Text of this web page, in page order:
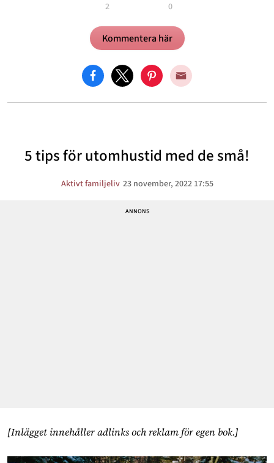
2 0
Kommentera här
5 tips för utomhustid med de små!
Aktivt familjeliv 23 november, 2022 17:55
[Inlägget innehåller adlinks och reklam för egen bok.]